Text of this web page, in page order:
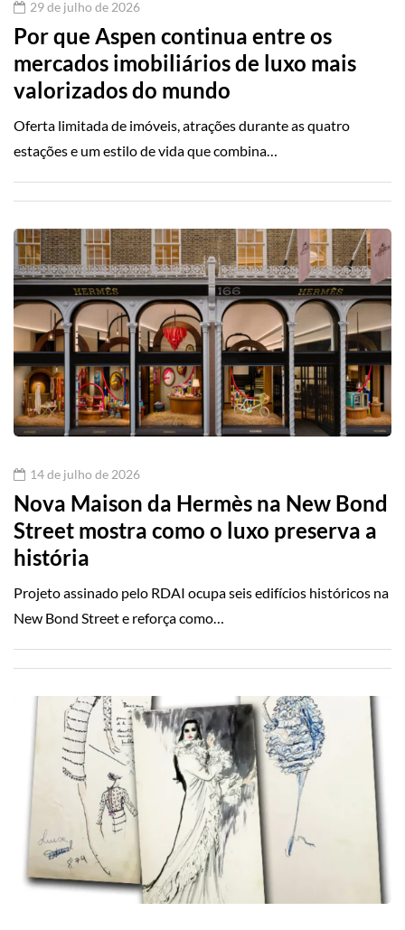
29 de julho de 2026
Por que Aspen continua entre os
mercados imobiliários de luxo mais
valorizados do mundo
Oferta limitada de imóveis, atrações durante as quatro
estações e um estilo de vida que combina…
14 de julho de 2026
Nova Maison da Hermès na New Bond
Street mostra como o luxo preserva a
história
Projeto assinado pelo RDAI ocupa seis edifícios históricos na
New Bond Street e reforça como…